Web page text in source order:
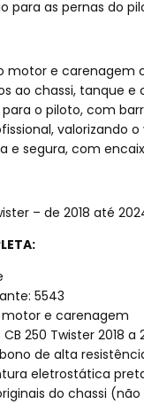
para as pernas do
motor e carenagem
ao chassi, tanque
o piloto, com
valorizando
e segura, com
– de 2018 até
5543
motor e carenagem
250 Twister 2018 a
de alta
eletrostática
do chassi